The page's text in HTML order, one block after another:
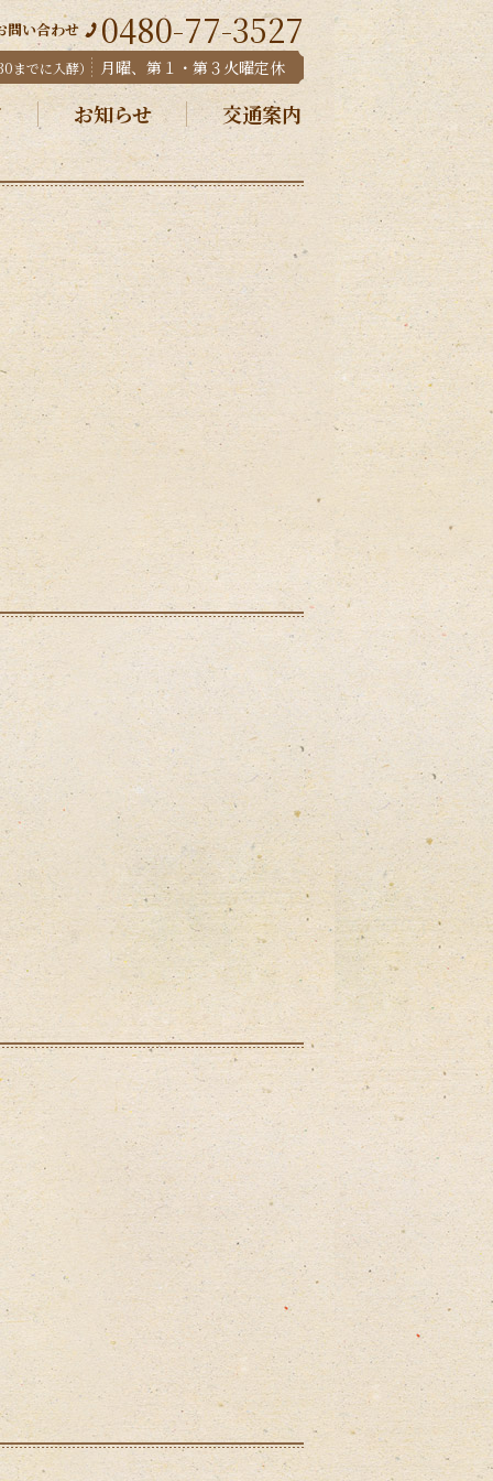
お知らせ 交通案内
問い合わせ 0480-77-3527
までに入酵） 月曜、第１・第３火曜定休